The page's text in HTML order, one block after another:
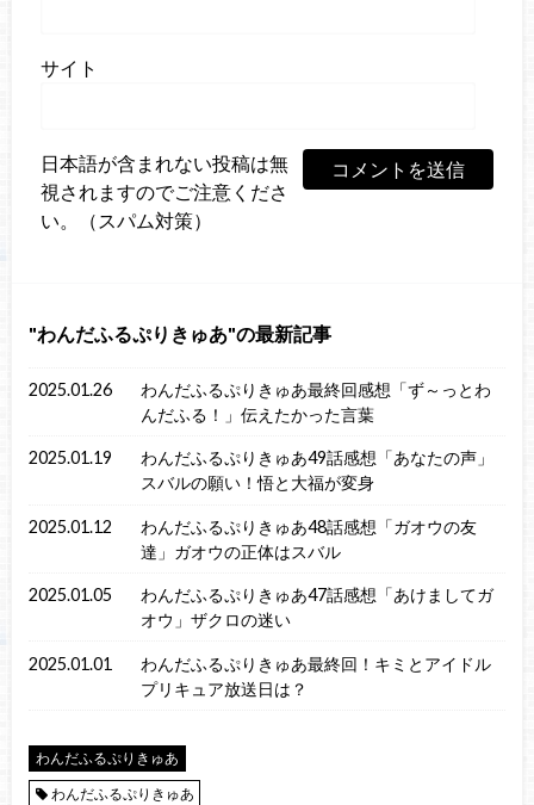
サイト
日本語が含まれない投稿は無
視されますのでご注意くださ
い。（スパム対策）
わんだふるぷりきゅあ の最新記事
2025.01.26
わんだふるぷりきゅあ最終回感想「ず～っとわ
んだふる！」伝えたかった言葉
2025.01.19
わんだふるぷりきゅあ49話感想「あなたの声」
スバルの願い！悟と大福が変身
2025.01.12
わんだふるぷりきゅあ48話感想「ガオウの友
達」ガオウの正体はスバル
2025.01.05
わんだふるぷりきゅあ47話感想「あけましてガ
オウ」ザクロの迷い
2025.01.01
わんだふるぷりきゅあ最終回！キミとアイドル
プリキュア放送日は？
わんだふるぷりきゅあ
わんだふるぷりきゅあ